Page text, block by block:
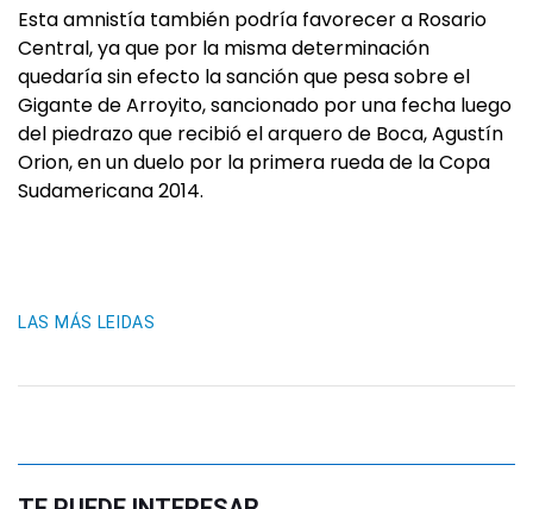
Esta amnistía también podría favorecer a Rosario
Central, ya que por la misma determinación
quedaría sin efecto la sanción que pesa sobre el
Gigante de Arroyito, sancionado por una fecha luego
del piedrazo que recibió el arquero de Boca, Agustín
Orion, en un duelo por la primera rueda de la Copa
Sudamericana 2014.
LAS MÁS LEIDAS